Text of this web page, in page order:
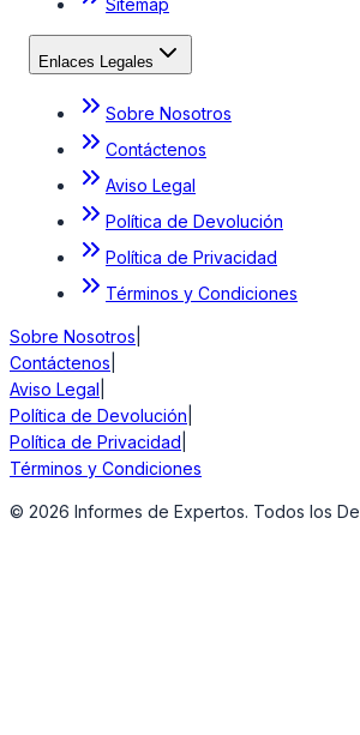
Enlaces Legales
Sobre Nosotros
Contáctenos
Aviso Legal
Política de Devolución
Política de Privacidad
Términos y Condiciones
Sobre Nosotros
Contáctenos
Aviso Legal
Política de Devolución
Política de Privacidad
Términos y Condiciones
© 2026 Informes de Expertos. Todos los